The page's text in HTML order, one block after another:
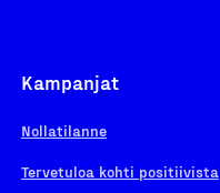
Kampanjat
Nollatilanne
Tervetuloa kohti positiivista